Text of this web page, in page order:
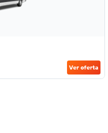
Ver oferta